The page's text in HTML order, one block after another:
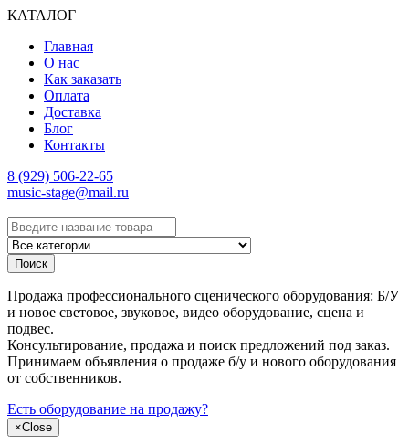
КАТАЛОГ
Главная
О нас
Как заказать
Оплата
Доставка
Блог
Контакты
8 (929) 506-22-65
music-stage@mail.ru
Поиск
Продажа профессионального сценического оборудования: Б/У
и новое световое, звуковое, видео оборудование, сцена и
подвес.
Консультирование, продажа и поиск предложений под заказ.
Принимаем объявления о продаже б/у и нового оборудования
от собственников.
Есть оборудование на продажу?
×Close